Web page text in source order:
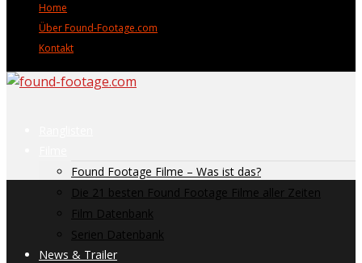
Home
Über Found-Footage.com
Kontakt
Found Footage Filme – Was ist das?
Die 21 besten Found Footage Filme aller Zeiten
Film Datenbank
Serien Datenbank
News & Trailer